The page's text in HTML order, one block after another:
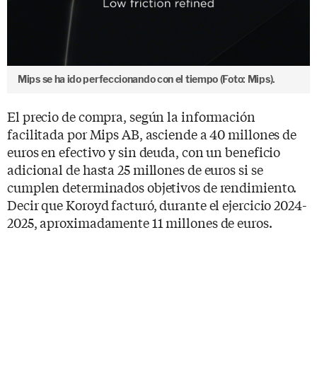
Mips se ha ido perfeccionando con el tiempo (Foto: Mips).
El precio de compra, según la información
facilitada por Mips AB, asciende a 40 millones de
euros en efectivo y sin deuda, con un beneficio
adicional de hasta 25 millones de euros si se
cumplen determinados objetivos de rendimiento.
Decir que Koroyd facturó, durante el ejercicio 2024-
2025, aproximadamente 11 millones de euros.